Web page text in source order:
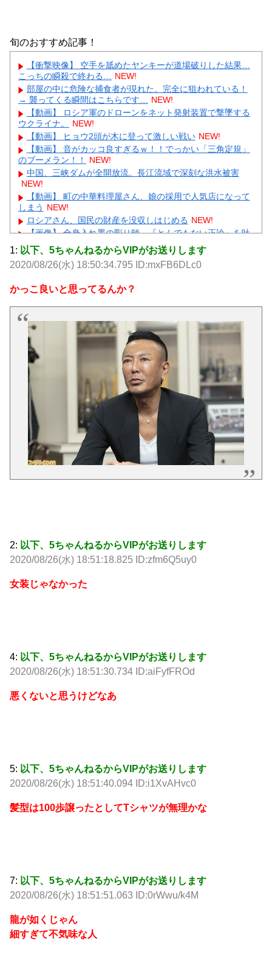
旬のおすすめ記事！
【衝撃映像】 空手を舐めたヤンキーが道場破りした結果…
こっちの瞬殺で終わる… NEW!
部屋の中に危険な捕食者が現れた。完全に狙われている！
→ 襲ってくる瞬間はこちらです… NEW!
【動画】 ロシア軍のドローンをネット発射装置で撃墜する
ウクライナ。
NEW!
【動画】 ヒョウ2頭が木に登って激しい戦い NEW!
【動画】 音がカッコ良すぎるｗ！！でっかい「三角定規」
のブーメラン！！
NEW!
中国、三峡ダムが全開放流。長江流域で深刻な洪水被害
NEW!
【動画】 町の中華料理屋さん、娘の採用で人気店になって
しまう NEW!
ロシアさん、国民の財産を没収しはじめる NEW!
【画像】 全身入れ墨の彫り師、『とんでもない正論』を吐
いて30万再生されてしまうｗｗｗｗｗｗｗ
NEW!
【悲報】 明日、飛田給とかいう謎の場所に行くんやが何が
あるんや????・・・・・・・・・ NEW!
にガル民騒然ｗｗｗ NEW!
【続報】三山凌輝、あんかけパスタ店も割烹店もピンチ→
ガル民「自業自得」大合唱ｗｗｗ
元AKB社長、22億円申告漏れ 乃木坂46運営会社の株式を
パチンコ京楽産業に譲渡【ノース・リバー】【窪田康志】
元AKB社長、22億円申告漏れ 乃木坂46運営会社の株式を
パチンコ京楽産業に譲渡【ノース・リバー】【窪田康志】
Powered by livedoor 相互RSS
1: 以下、5ちゃんねるからVIPがお送りします
2020/08/26(水) 18:50:34.795 ID:mxFB6DLc0
かっこ良いと思ってるんか？
2: 以下、5ちゃんねるからVIPがお送りします
2020/08/26(水) 18:51:18.825 ID:zfm6Q5uy0
女装じゃなかった
4: 以下、5ちゃんねるからVIPがお送りします
2020/08/26(水) 18:51:30.734 ID:aiFyfFROd
悪くないと思うけどなあ
5: 以下、5ちゃんねるからVIPがお送りします
2020/08/26(水) 18:51:40.094 ID:i1XvAHvc0
髪型は100歩譲ったとしてTシャツが無理かな
7: 以下、5ちゃんねるからVIPがお送りします
2020/08/26(水) 18:51:51.063 ID:0rWwu/k4M
龍が如くじゃん
細すぎて不気味な人